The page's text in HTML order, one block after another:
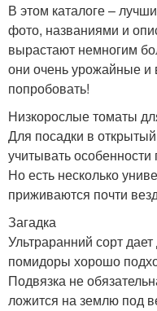
В этом каталоге –
фото, названиями и
вырастают немногим
они очень урожайные и
попробовать!
Низкорослые томаты
Для посадки в
учитывать
Но есть несколько
приживаются почти
Загадка
Ультраранний сорт дает
помидоры хорошо
Подвязка не
ложится на землю под